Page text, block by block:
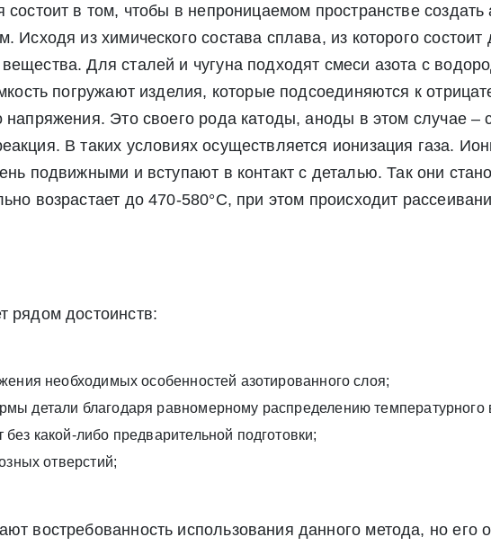
состоит в том, чтобы в непроницаемом пространстве создать
Исходя из химического состава сплава, из которого состоит
Для сталей и чугуна подходят смеси азота с
погружают изделия, которые подсоединяются к
напряжения. Это своего рода катоды, аноды в этом случае –
В таких условиях осуществляется ионизация газа.
подвижными и вступают в контакт с деталью. Так они
возрастает до 470-580°С, при этом происходит
рядом достоинств:
необходимых особенностей азотированного слоя;
детали благодаря равномерному распределению температурного
какой-либо предварительной подготовки;
отверстий;
востребованность использования данного метода, но его
Заявка на обратный звонок
Вы даете согласие на обработку своих персональных данных в
«О персональных данных», а также соглашаетесь на информационную
Экспресс заявка
Отправить заявку
согласие на обработку своих персональных данных в соответствии со